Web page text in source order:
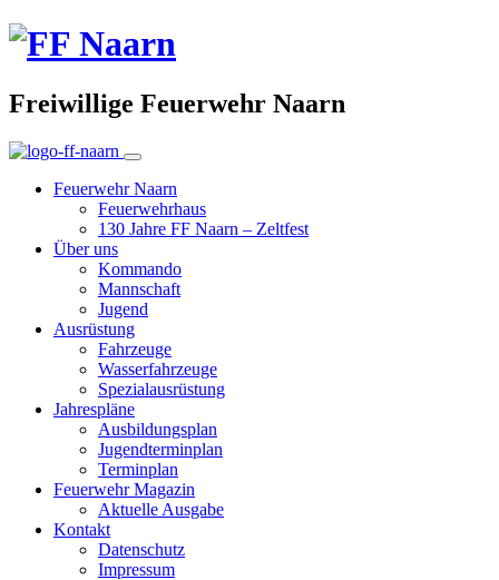
Freiwillige Feuerwehr Naarn
Feuerwehr Naarn
Feuerwehrhaus
130 Jahre FF Naarn – Zeltfest
Über uns
Kommando
Mannschaft
Jugend
Ausrüstung
Fahrzeuge
Wasserfahrzeuge
Spezialausrüstung
Jahrespläne
Ausbildungsplan
Jugendterminplan
Terminplan
Feuerwehr Magazin
Aktuelle Ausgabe
Kontakt
Datenschutz
Impressum